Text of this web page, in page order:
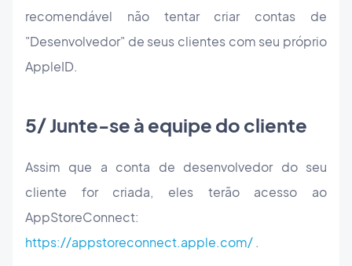
recomendável não tentar criar contas de
"Desenvolvedor" de seus clientes com seu próprio
AppleID.
5/ Junte-se à equipe do cliente
Assim que a conta de desenvolvedor do seu
cliente for criada, eles terão acesso ao
AppStoreConnect:
https://appstoreconnect.apple.com/ .